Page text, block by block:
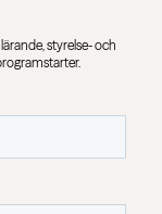
styrelse- och